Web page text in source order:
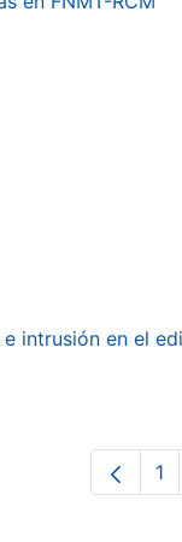
intrusión en el
1